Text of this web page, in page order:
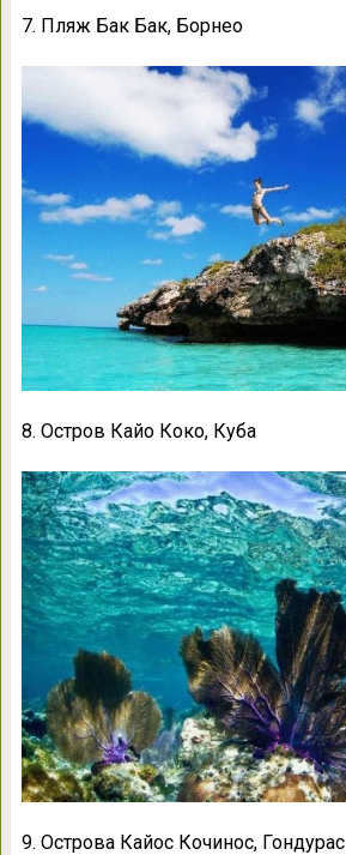
7. Пляж Бак Бак, Борнео
8. Остров Кайо Коко, Куба
9. Острова Кайос Кочинос, Гондурас